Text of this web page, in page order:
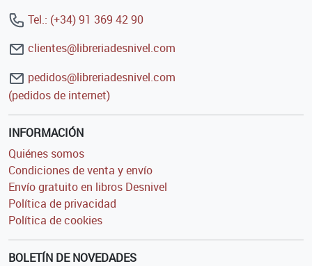
Tel.: (+34) 91 369 42 90
clientes@libreriadesnivel.com
pedidos@libreriadesnivel.com
(pedidos de internet)
INFORMACIÓN
Quiénes somos
Condiciones de venta y envío
Envío gratuito en libros Desnivel
Política de privacidad
Política de cookies
BOLETÍN DE NOVEDADES